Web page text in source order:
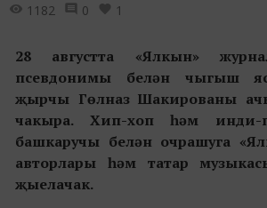
1182 0 1
28 августта «Ялкын»
псевдонимы белән чыгыш
җырчы Гөлназ Шакированы
чакыра. Хип-хоп һәм инди-
башкаручы белән очрашуга
авторлары һәм татар
җыелачак.